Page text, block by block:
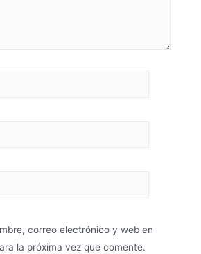
correo electrónico y web en
la próxima vez que comente.